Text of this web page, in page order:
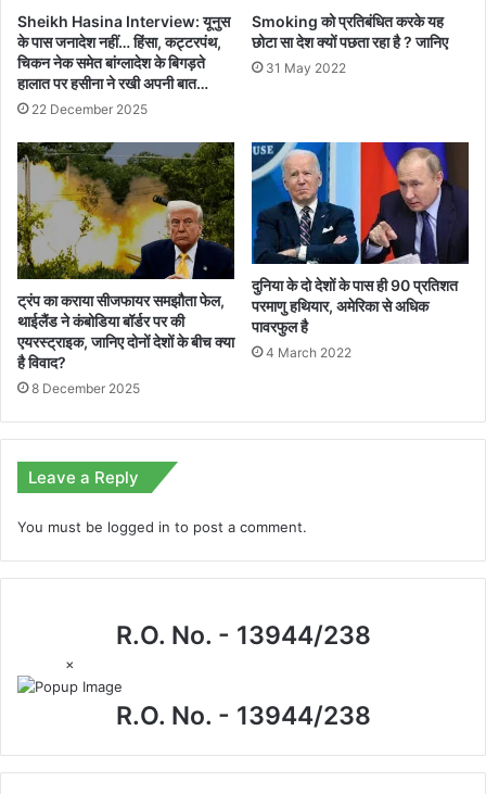
Sheikh Hasina Interview: यूनुस
के पास जनादेश नहीं… हिंसा, कट्टरपंथ,
चिकन नेक समेत बांग्लादेश के बिगड़ते
हालात पर हसीना ने रखी अपनी बात…
22 December 2025
Smoking को प्रतिबंधित करके यह
छोटा सा देश क्यों पछता रहा है ? जानिए
31 May 2022
ट्रंप का कराया सीजफायर समझौता फेल,
थाईलैंड ने कंबोडिया बॉर्डर पर की
एयरस्ट्राइक, जानिए दोनों देशों के बीच क्या
है विवाद?
8 December 2025
दुनिया के दो देशों के पास ही 90 प्रतिशत
परमाणु हथियार, अमेरिका से अधिक
पावरफुल है
4 March 2022
Leave a Reply
You must be logged in to post a comment.
R.O. No. - 13944/238
×
R.O. No. - 13944/238